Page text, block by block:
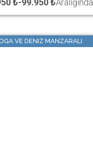
₺-99.950 ₺Aralığında
VE DENIZ MANZARALI